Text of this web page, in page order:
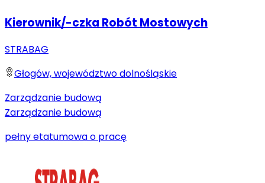
Kierownik/-czka Robót Mostowych
STRABAG
Głogów, województwo dolnośląskie
Zarządzanie budową
Zarządzanie budową
pełny etatumowa o pracę